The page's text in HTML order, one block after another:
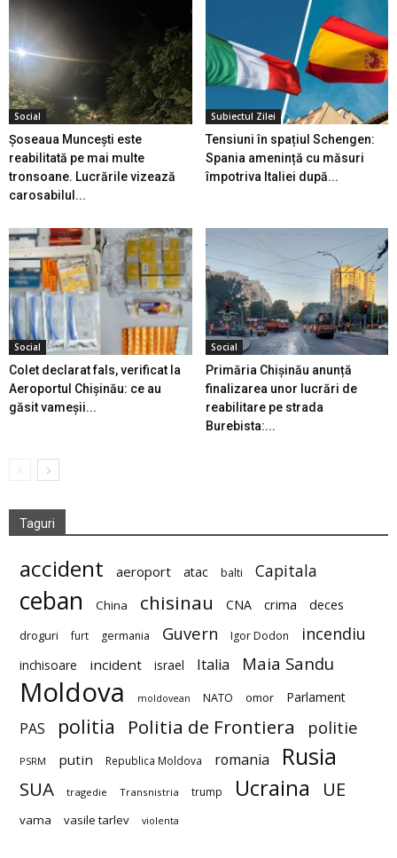
Social
Șoseaua Muncești este
reabilitată pe mai multe
tronsoane. Lucrările vizează
carosabilul...
Subiectul Zilei
Tensiuni în spațiul Schengen:
Spania amenință cu măsuri
împotriva Italiei după...
Social
Colet declarat fals, verificat la
Aeroportul Chișinău: ce au
găsit vameșii...
Social
Primăria Chișinău anunță
finalizarea unor lucrări de
reabilitare pe strada
Burebista:...
Taguri
accident aeroport atac balti Capitala
ceban China chisinau CNA crima deces
droguri furt germania Guvern Igor Dodon incendiu
inchisoare incident israel Italia Maia Sandu
Moldova moldovean NATO omor Parlament
PAS politia Politia de Frontiera politie
PSRM putin Republica Moldova romania Rusia
SUA tragedie Transnistria trump Ucraina UE
vama vasile tarlev violenta